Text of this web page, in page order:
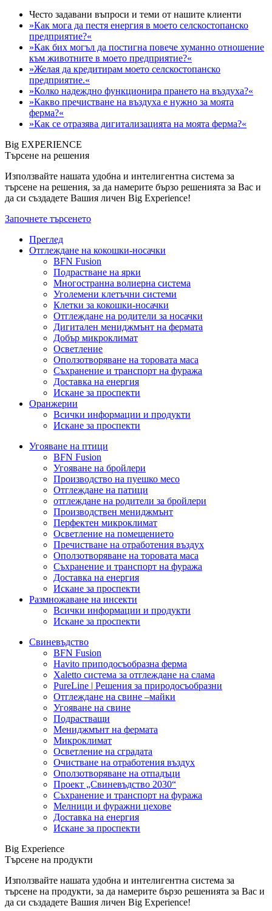
Често задавани въпроси и теми от нашите клиенти
»Как мога да пестя енергия в моето селскостопанско
предприятие?«
»Как бих могъл да постигна повече хуманно отношение
към животните в моето предприятие?«
»Желая да кредитирам моето селскостопанско
предприятие.«
»Колко надеждно функционира прането на въздуха?«
»Какво пречистване на въздуха е нужно за моята
ферма?«
»Как се отразява дигитализацията на моята ферма?«
Big EXPERIENCE
Търсене на решения
Използвайте нашата удобна и интелигентна система за
търсене на решения, за да намерите бързо решенията за Вас и
да си създадете Вашия личен Big Experience!
Започнете търсенето
Преглед
Отглеждане на кокошки-носачки
BFN Fusion
Подрастване на ярки
Многостранна волиерна система
Уголемени клетъчни системи
Клетки за кокошки-носачки
Отглеждане на родители за носачки
Дигитален мениджмънт на фермата
Добър микроклимат
Осветление
Оползотворяване на торовата маса
Съхранение и транспорт на фуража
Доставка на енергия
Искане за проспекти
Оранжерии
Всички информации и продукти
Искане за проспекти
Угояване на птици
BFN Fusion
Угояване на бройлери
Производство на пуешко месо
Отглеждане на патици
отглеждане на родители за бройлери
Производствен мениджмънт
Перфектен микроклимат
Осветление на помещението
Пречистване на отработения въздух
Оползотворяване на торовата маса
Съхранение и транспорт на фуража
Доставка на енергия
Искане за проспекти
Размножаване на инсекти
Всички информации и продукти
Искане за проспекти
Свиневъдство
BFN Fusion
Havito приподосъобразна ферма
Xaletto система за отглеждане на слама
PureLine | Решения за природосъобразни
Отглеждане на свине –майки
Угояване на свине
Подрастващи
Мениджмънт на фермата
Микроклимат
Осветление на сградата
Очистване на отработения въздух
Оползотворяване на отпадъци
Проект „Свиневъдство 2030“
Съхранение и транспорт на фуража
Мелници и фуражни цехове
Доставка на енергия
Искане за проспекти
Big Experience
Търсене на продукти
Използвайте нашата удобна и интелигентна система за
търсене на продукти, за да намерите бързо решенията за Вас и
да си създадете Вашия личен Big Experience!